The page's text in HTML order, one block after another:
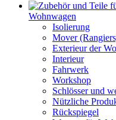
Wohnwagen
Isolierung
Mover
Exterieur der
Interieur
Fahrwerk
Workshop
Schlösser und
Nützliche
Rückspiegel